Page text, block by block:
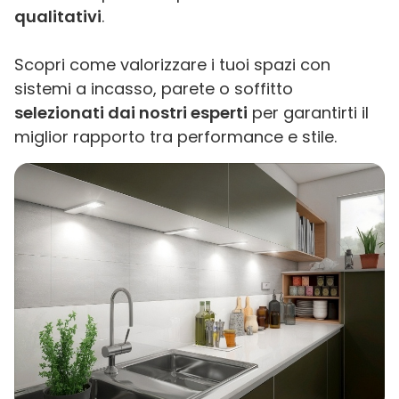
qualitativi.
Scopri come valorizzare i tuoi spazi con
sistemi a incasso, parete o soffitto
selezionati dai nostri esperti per garantirti il
miglior rapporto tra performance e stile.